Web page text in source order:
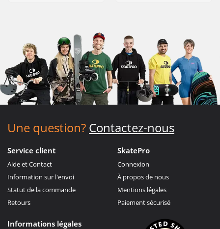
Une question? Contactez-nous
Service client
Aide et Contact
Information sur l'envoi
Statut de la commande
Retours
SkatePro
Connexion
À propos de nous
Mentions légales
Paiement sécurisé
Informations légales